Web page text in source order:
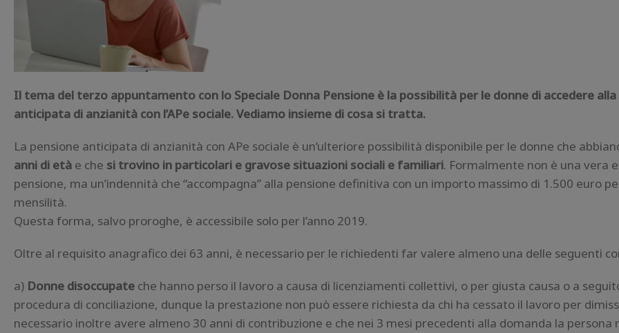
Il tema del terzo appuntamento con lo Speciale Donna Pensione è la possibilità per le donne di accedere
anticipata di anzianità con l’APe sociale. Vediamo insieme di cosa si tratta.
La pensione anticipata di anzianità con APe sociale è un’ulteriore possibilità disponibile per le donne che
anni di età e che si trovino in particolari e gravose situazioni sociali e familiari. Formalmente non è una vera
pensione, ma un’indennità che “accompagna” alla pensione definitiva con un importo massimo di 1.500 euro
mensilità.
Questa forma, salvo proroghe, è accessibile solo per l’anno 2019.
Oltre al requisito anagrafico dei 63 anni, è necessario per le richiedenti far valere almeno una delle seguenti
a) Donne disoccupate che hanno perso il lavoro a causa di licenziamenti collettivi, o per giusta causa o a
procedura di conciliazione, dunque la prestazione non può essere richiesta da chi ha cessato il lavoro per
necessario inoltre avere almeno 30 anni di contribuzione e che nei 3 mesi precedenti alla domanda la persona